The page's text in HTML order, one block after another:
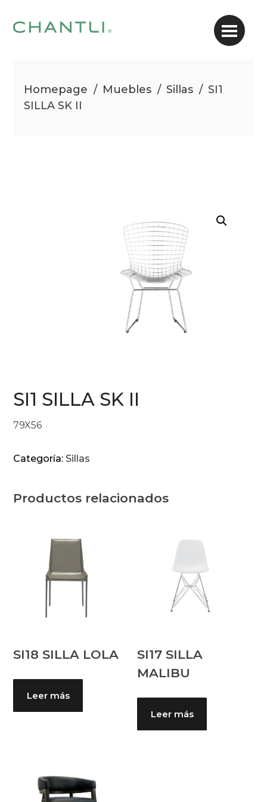
Homepage / Muebles / Sillas / SI1
SILLA SK II
SI1 SILLA SK II
79X56
Categoría: Sillas
Productos relacionados
SI18 SILLA LOLA
Leer más
SI17 SILLA
MALIBU
Leer más